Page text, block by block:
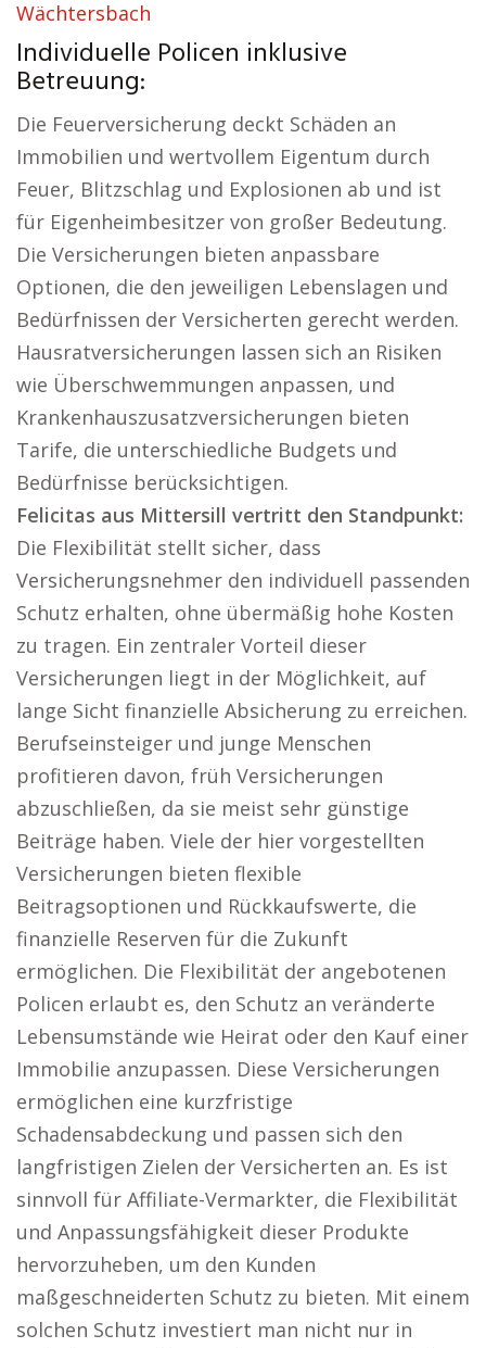
Wächtersbach
Individuelle Policen inklusive
Betreuung:
Die Feuerversicherung deckt Schäden an
Immobilien und wertvollem Eigentum durch
Feuer, Blitzschlag und Explosionen ab und ist
für Eigenheimbesitzer von großer Bedeutung.
Die Versicherungen bieten anpassbare
Optionen, die den jeweiligen Lebenslagen und
Bedürfnissen der Versicherten gerecht werden.
Hausratversicherungen lassen sich an Risiken
wie Überschwemmungen anpassen, und
Krankenhauszusatzversicherungen bieten
Tarife, die unterschiedliche Budgets und
Bedürfnisse berücksichtigen.
Felicitas aus Mittersill vertritt den Standpunkt:
Die Flexibilität stellt sicher, dass
Versicherungsnehmer den individuell passenden
Schutz erhalten, ohne übermäßig hohe Kosten
zu tragen. Ein zentraler Vorteil dieser
Versicherungen liegt in der Möglichkeit, auf
lange Sicht finanzielle Absicherung zu erreichen.
Berufseinsteiger und junge Menschen
profitieren davon, früh Versicherungen
abzuschließen, da sie meist sehr günstige
Beiträge haben. Viele der hier vorgestellten
Versicherungen bieten flexible
Beitragsoptionen und Rückkaufswerte, die
finanzielle Reserven für die Zukunft
ermöglichen. Die Flexibilität der angebotenen
Policen erlaubt es, den Schutz an veränderte
Lebensumstände wie Heirat oder den Kauf einer
Immobilie anzupassen. Diese Versicherungen
ermöglichen eine kurzfristige
Schadensabdeckung und passen sich den
langfristigen Zielen der Versicherten an. Es ist
sinnvoll für Affiliate-Vermarkter, die Flexibilität
und Anpassungsfähigkeit dieser Produkte
hervorzuheben, um den Kunden
maßgeschneiderten Schutz zu bieten. Mit einem
solchen Schutz investiert man nicht nur in